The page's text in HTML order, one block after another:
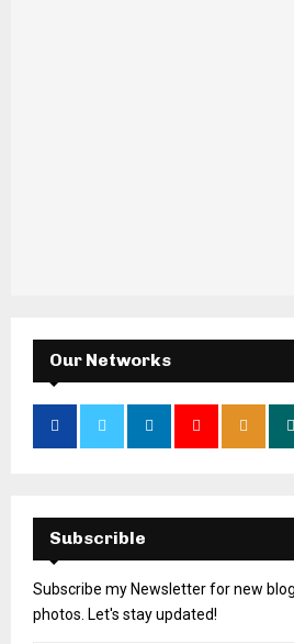
Our Networks
Subscrible
Subscribe my Newsletter for new
photos. Let's stay updated!